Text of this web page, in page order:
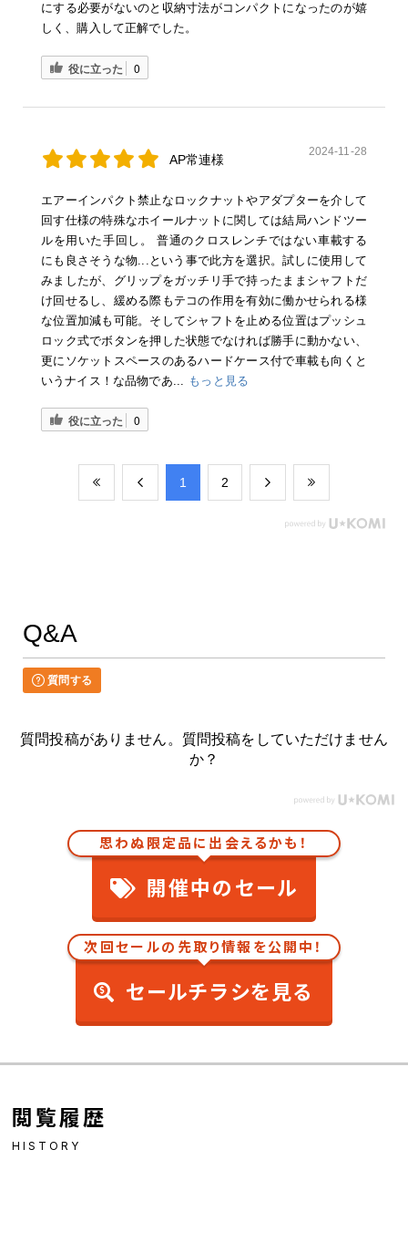
にする必要がないのと収納寸法がコンパクトになったのが嬉
しく、購入して正解でした。
役に立った 0
AP常連様
2024-11-28
エアーインパクト禁止なロックナットやアダプターを介して
回す仕様の特殊なホイールナットに関しては結局ハンドツー
ルを用いた手回し。 普通のクロスレンチではない車載する
にも良さそうな物...という事で此方を選択。試しに使用して
みましたが、グリップをガッチリ手で持ったままシャフトだ
け回せるし、緩める際もテコの作用を有効に働かせられる様
な位置加減も可能。そしてシャフトを止める位置はプッシュ
ロック式でボタンを押した状態でなければ勝手に動かない、
更にソケットスペースのあるハードケース付で車載も向くと
いうナイス！な品物であ...
もっと見る
役に立った 0
​1 ​2
Q&A
質問する
質問投稿がありません。質問投稿をしていただけません
か？
思わぬ限定品に出会えるかも！
開催中のセール
次回セールの先取り情報を公開中！
セールチラシを見る
閲覧履歴
HISTORY